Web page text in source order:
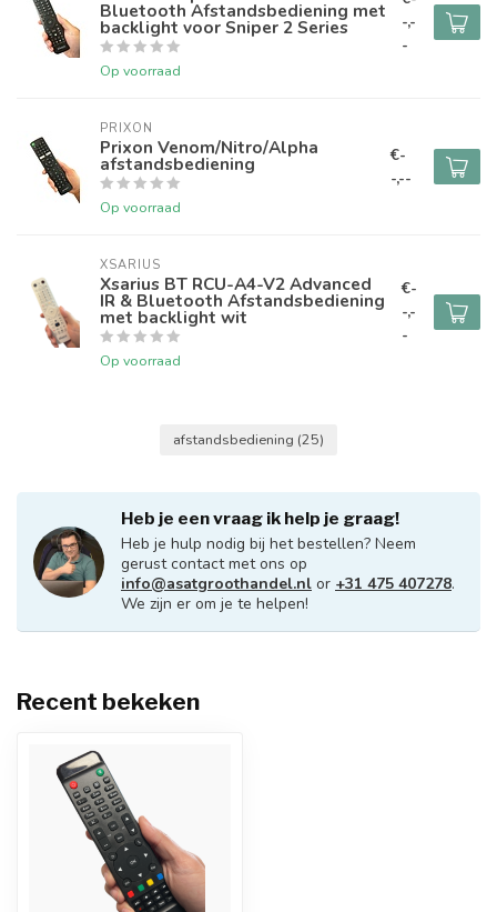
Bluetooth Afstandsbediening met
backlight voor Sniper 2 Series
Op voorraad
-,-
-
PRIXON
Prixon Venom/Nitro/Alpha
afstandsbediening
Op voorraad
€-
-,--
XSARIUS
Xsarius BT RCU-A4-V2 Advanced
IR & Bluetooth Afstandsbediening
met backlight wit
Op voorraad
€-
-,-
-
afstandsbediening (25)
Heb je een vraag ik help je graag!
Heb je hulp nodig bij het bestellen? Neem
gerust contact met ons op
info@asatgroothandel.nl or +31 475 407278.
We zijn er om je te helpen!
Recent bekeken